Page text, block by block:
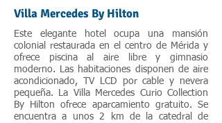
Villa Mercedes By Hilton
Este elegante hotel ocupa una mansión
colonial restaurada en el centro de Mérida y
ofrece piscina al aire libre y gimnasio
moderno. Las habitaciones disponen de aire
acondicionado, TV LCD por cable y nevera
pequeña. La Villa Mercedes Curio Collection
By Hilton ofrece aparcamiento gratuito. Se
encuentra a unos 2 km de la catedral de